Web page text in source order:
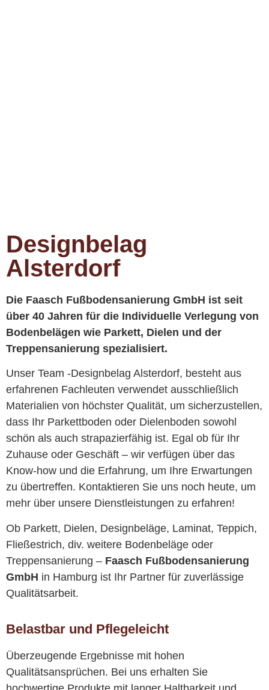
Designbelag
Alsterdorf
Die Faasch Fußbodensanierung GmbH ist seit
über 40 Jahren für die Individuelle Verlegung von
Bodenbelägen wie Parkett, Dielen und der
Treppensanierung spezialisiert.
Unser Team -Designbelag Alsterdorf, besteht aus
erfahrenen Fachleuten verwendet ausschließlich
Materialien von höchster Qualität, um sicherzustellen,
dass Ihr Parkettboden oder Dielenboden sowohl
schön als auch strapazierfähig ist. Egal ob für Ihr
Zuhause oder Geschäft – wir verfügen über das
Know-how und die Erfahrung, um Ihre Erwartungen
zu übertreffen. Kontaktieren Sie uns noch heute, um
mehr über unsere Dienstleistungen zu erfahren!
Ob Parkett, Dielen, Designbeläge, Laminat, Teppich,
Fließestrich, div. weitere Bodenbeläge oder
Treppensanierung – Faasch Fußbodensanierung
GmbH in Hamburg ist Ihr Partner für zuverlässige
Qualitätsarbeit.
Belastbar und Pflegeleicht
Überzeugende Ergebnisse mit hohen
Qualitätsansprüchen. Bei uns erhalten Sie